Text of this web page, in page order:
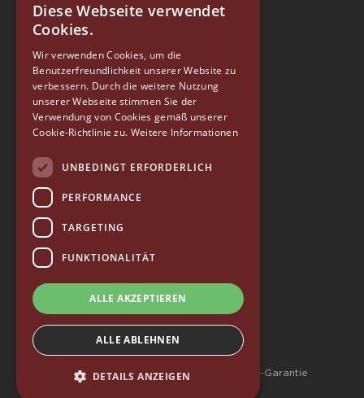
EUREKA
Via Luigi Longo 39/41
50019, Sesto Fiorentino (FI) - ITALY
Tel. +39 055 4200011
Fax +39 055 4200010
P. Iva 03094860487
info@eureka.co.it
© 2026 EUREKA • alle rechte vorbehalten
Whistleblowing
Qualitätspolitik
Zugänglichkeit
Datenschutzrichtlinie
Wertecharta
Allgemeine Geschäftsbedingungen – 10-Jahres-Garantie
ITALIAN
GERMAN
RUSSIAN
Diese Webseite verwendet
Cookies.
Wir verwenden Cookies, um die
Benutzerfreundlichkeit unserer Website zu
verbessern. Durch die weitere Nutzung
unserer Webseite stimmen Sie der
Verwendung von Cookies gemäß unserer
Cookie-Richtlinie zu. Weitere Informationen
UNBEDINGT ERFORDERLICH
PERFORMANCE
TARGETING
FUNKTIONALITÄT
ALLE AKZEPTIEREN
ALLE ABLEHNEN
DETAILS ANZEIGEN